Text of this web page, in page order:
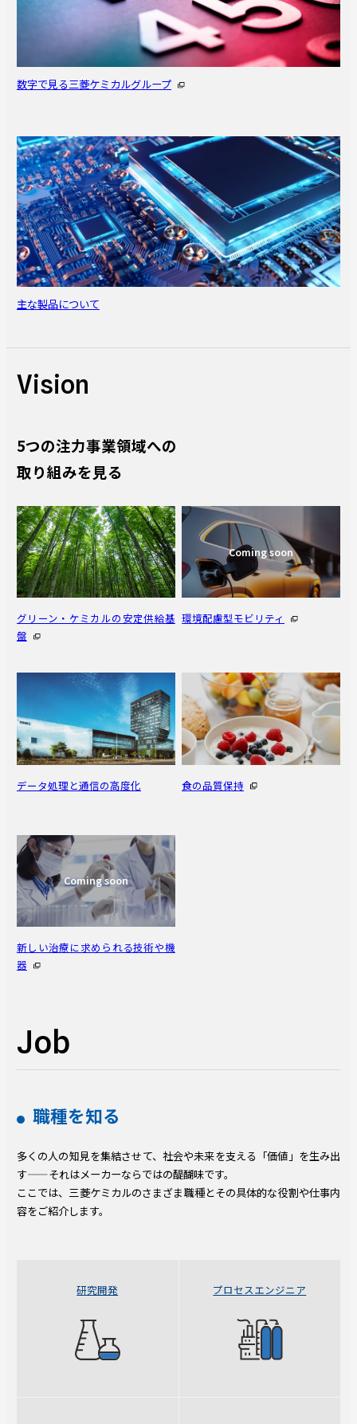
数字で見る三菱ケミカルグループ
主な製品について
Vision
5つの注力事業領域への
取り組みを見る
グリーン・ケミカルの安定供給基
盤
環境配慮型モビリティ
データ処理と通信の高度化 食の品質保持
新しい治療に求められる技術や機
器
Job
職種を知る
多くの人の知見を集結させて、社会や未来を支える「価値」を生み出
す——それはメーカーならではの醍醐味です。
ここでは、三菱ケミカルのさまざま職種とその具体的な役割や仕事内
容をご紹介します。
研究開発 プロセスエンジニア